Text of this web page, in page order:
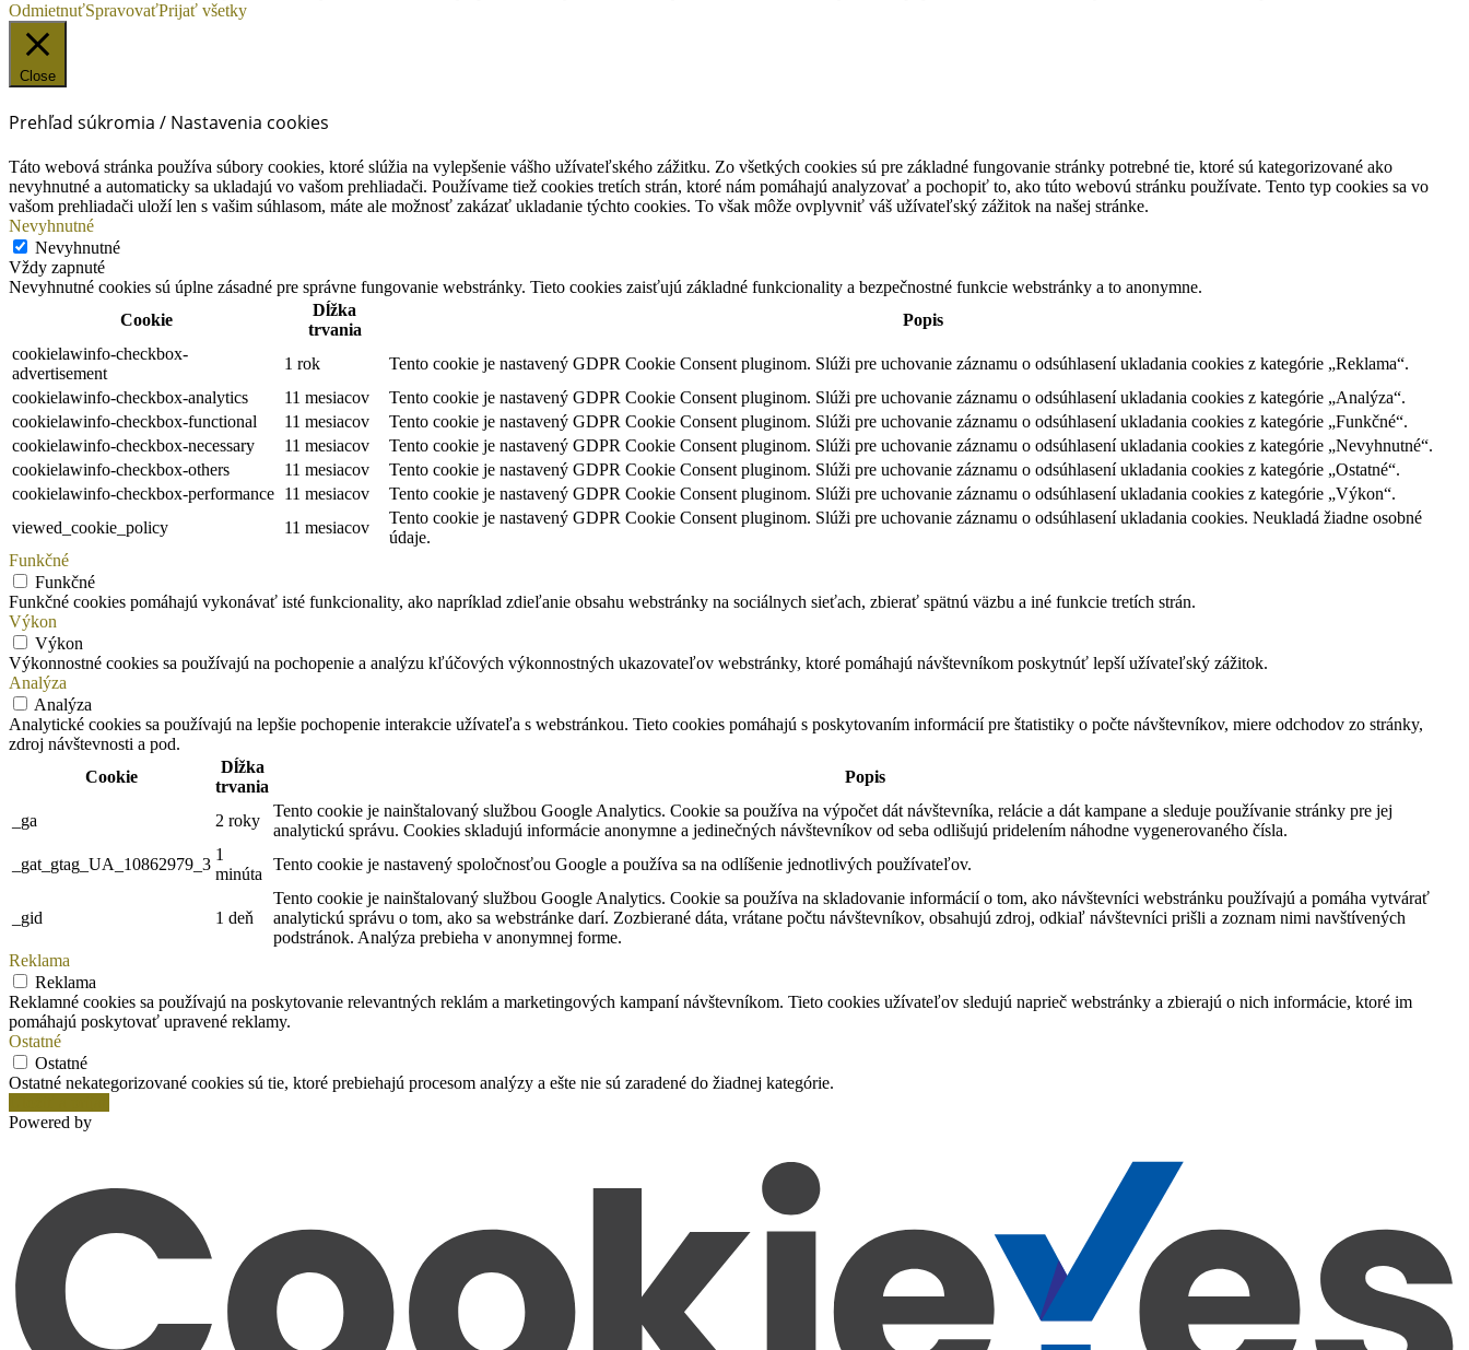
OdmietnuťSpravovaťPrijať všetky
Close
Prehľad súkromia / Nastavenia cookies
Táto webová stránka používa súbory cookies, ktoré slúžia na vylepšenie vášho užívateľského zážitku. Zo všetkých cookies sú pre základné fungovanie stránky potrebné tie, ktoré sú kategorizované ako
nevyhnutné a automaticky sa ukladajú vo vašom prehliadači. Používame tiež cookies tretích strán, ktoré nám pomáhajú analyzovať a pochopiť to, ako túto webovú stránku používate. Tento typ cookies sa vo
vašom prehliadači uloží len s vašim súhlasom, máte ale možnosť zakázať ukladanie týchto cookies. To však môže ovplyvniť váš užívateľský zážitok na našej stránke.
Nevyhnutné
Nevyhnutné
Vždy zapnuté
Nevyhnutné cookies sú úplne zásadné pre správne fungovanie webstránky. Tieto cookies zaisťujú základné funkcionality a bezpečnostné funkcie webstránky a to anonymne.
Cookie
Dĺžka
trvania
Popis
cookielawinfo-checkbox-
advertisement
1 rok
Tento cookie je nastavený GDPR Cookie Consent pluginom. Slúži pre uchovanie záznamu o odsúhlasení ukladania cookies z kategórie „Reklama“.
cookielawinfo-checkbox-analytics
11 mesiacov
Tento cookie je nastavený GDPR Cookie Consent pluginom. Slúži pre uchovanie záznamu o odsúhlasení ukladania cookies z kategórie „Analýza“.
cookielawinfo-checkbox-functional
11 mesiacov
Tento cookie je nastavený GDPR Cookie Consent pluginom. Slúži pre uchovanie záznamu o odsúhlasení ukladania cookies z kategórie „Funkčné“.
cookielawinfo-checkbox-necessary
11 mesiacov
Tento cookie je nastavený GDPR Cookie Consent pluginom. Slúži pre uchovanie záznamu o odsúhlasení ukladania cookies z kategórie „Nevyhnutné“.
cookielawinfo-checkbox-others
11 mesiacov
Tento cookie je nastavený GDPR Cookie Consent pluginom. Slúži pre uchovanie záznamu o odsúhlasení ukladania cookies z kategórie „Ostatné“.
cookielawinfo-checkbox-performance 11 mesiacov
Tento cookie je nastavený GDPR Cookie Consent pluginom. Slúži pre uchovanie záznamu o odsúhlasení ukladania cookies z kategórie „Výkon“.
viewed_cookie_policy
11 mesiacov
Tento cookie je nastavený GDPR Cookie Consent pluginom. Slúži pre uchovanie záznamu o odsúhlasení ukladania cookies. Neukladá žiadne osobné
údaje.
Funkčné
Funkčné
Funkčné cookies pomáhajú vykonávať isté funkcionality, ako napríklad zdieľanie obsahu webstránky na sociálnych sieťach, zbierať spätnú väzbu a iné funkcie tretích strán.
Výkon
Výkon
Výkonnostné cookies sa používajú na pochopenie a analýzu kľúčových výkonnostných ukazovateľov webstránky, ktoré pomáhajú návštevníkom poskytnúť lepší užívateľský zážitok.
Analýza
Analýza
Analytické cookies sa používajú na lepšie pochopenie interakcie užívateľa s webstránkou. Tieto cookies pomáhajú s poskytovaním informácií pre štatistiky o počte návštevníkov, miere odchodov zo stránky,
zdroj návštevnosti a pod.
Cookie
Dĺžka
trvania
Popis
_ga 2 roky
Tento cookie je nainštalovaný službou Google Analytics. Cookie sa používa na výpočet dát návštevníka, relácie a dát kampane a sleduje používanie stránky pre jej
analytickú správu. Cookies skladujú informácie anonymne a jedinečných návštevníkov od seba odlišujú pridelením náhodne vygenerovaného čísla.
_gat_gtag_UA_10862979_3
1
minúta
Tento cookie je nastavený spoločnosťou Google a používa sa na odlíšenie jednotlivých používateľov.
_gid 1 deň
Tento cookie je nainštalovaný službou Google Analytics. Cookie sa používa na skladovanie informácií o tom, ako návštevníci webstránku používajú a pomáha vytvárať
analytickú správu o tom, ako sa webstránke darí. Zozbierané dáta, vrátane počtu návštevníkov, obsahujú zdroj, odkiaľ návštevníci prišli a zoznam nimi navštívených
podstránok. Analýza prebieha v anonymnej forme.
Reklama
Reklama
Reklamné cookies sa používajú na poskytovanie relevantných reklám a marketingových kampaní návštevníkom. Tieto cookies užívateľov sledujú naprieč webstránky a zbierajú o nich informácie, ktoré im
pomáhajú poskytovať upravené reklamy.
Ostatné
Ostatné
Ostatné nekategorizované cookies sú tie, ktoré prebiehajú procesom analýzy a ešte nie sú zaradené do žiadnej kategórie.
Powered by